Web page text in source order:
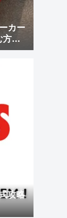
カー
方
攻略